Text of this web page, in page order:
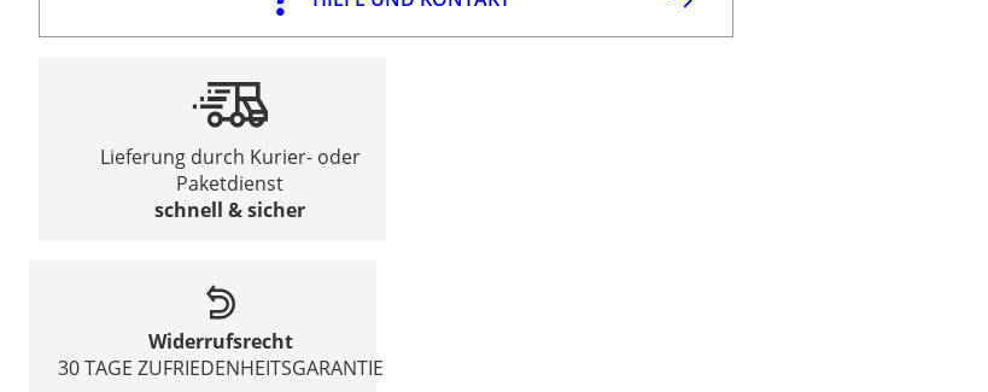
Lieferung durch Kurier- oder
Paketdienst
schnell & sicher
Widerrufsrecht
30 TAGE ZUFRIEDENHEITSGARANTIE